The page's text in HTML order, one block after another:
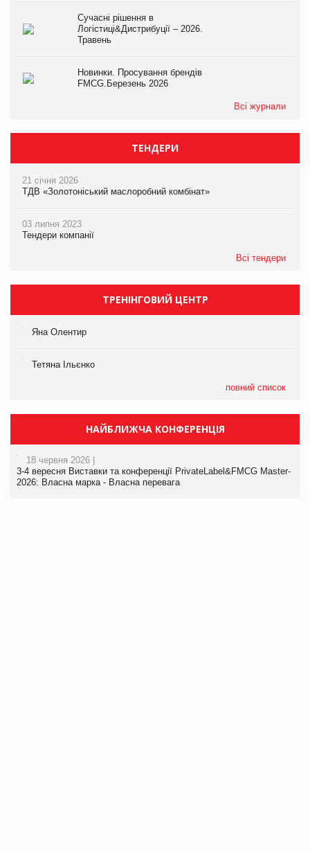
Сучасні рішення в
Логістиці&Дистрибуції – 2026.
Травень
Новинки. Просування брендів
FMCG.Березень 2026
Всі журнали
ТЕНДЕРИ
21 січня 2026
ТДВ «Золотоніський маслоробний комбінат»
03 липня 2023
Тендери компанії
Всі тендери
ТРЕНІНГОВИЙ ЦЕНТР
Яна Олентир
Тетяна Ільєнко
повний список
НАЙБЛИЖЧА КОНФЕРЕНЦІЯ
18 червня 2026 |
3-4 вересня Виставки та конференції PrivateLabel&FMCG Master-
2026: Власна марка - Власна перевага